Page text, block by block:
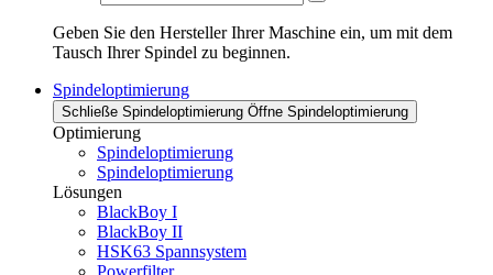
Geben Sie den Hersteller Ihrer Maschine ein, um mit dem
Tausch Ihrer Spindel zu beginnen.
Spindeloptimierung
Schließe Spindeloptimierung Öffne Spindeloptimierung
Optimierung
Spindeloptimierung
Spindeloptimierung
Lösungen
BlackBoy I
BlackBoy II
HSK63 Spannsystem
Powerfilter